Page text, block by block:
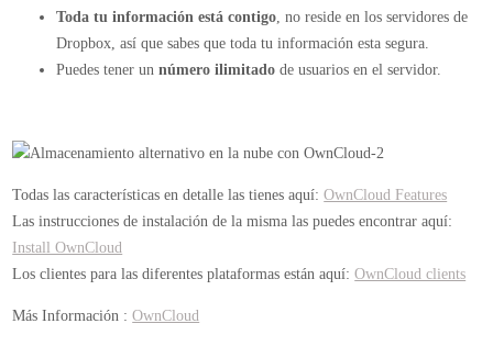
Toda tu información está contigo , no reside en los servidores de
Dropbox, así que sabes que toda tu información esta segura.
Puedes tener unnúmero ilimitado de usuarios en el servidor.
Todas las características en detalle las tienes aquí:OwnCloud Features
Las instrucciones de instalación de la misma las puedes encontrar aquí:
Install OwnCloud
Los clientes para las diferentes plataformas están aquí:OwnCloud clients
Más Información :OwnCloud